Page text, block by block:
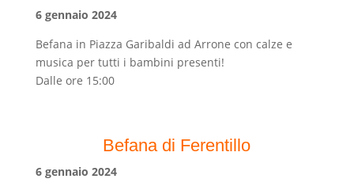
6 gennaio 2024
Befana in Piazza Garibaldi ad Arrone con calze e
musica per tutti i bambini presenti!
Dalle ore 15:00
Befana di Ferentillo
6 gennaio 2024